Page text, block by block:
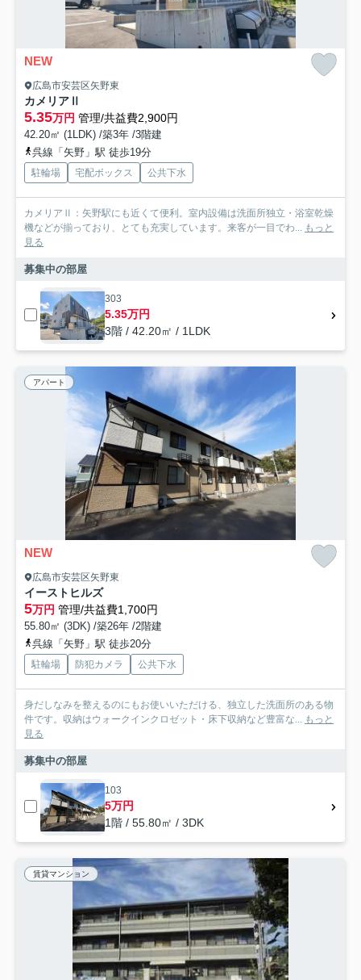
NEW
広島市安芸区矢野東
カメリアⅡ
5.35万円 管理/共益費2,900円
42.20㎡ (1LDK) /築3年 /3階建
呉線「矢野」駅 徒歩19分
駐輪場 宅配ボックス 公共下水
カメリアⅡ：矢野駅にも近くて便利。室内設備は洗面所独立・浴室乾燥
機などが揃っており、とても充実しています。来客が一目でわ...
もっと
見る
募集中の部屋
303
5.35万円
3階 / 42.20㎡ / 1LDK
アパート
NEW
広島市安芸区矢野東
イーストヒルズ
5万円 管理/共益費1,700円
55.80㎡ (3DK) /築26年 /2階建
呉線「矢野」駅 徒歩20分
駐輪場 防犯カメラ 公共下水
身だしなみを整えるのにもお使いいただける、独立した洗面所のある物
件です。収納はウォークインクロゼット・床下収納など豊富な... もっと
見る
募集中の部屋
103
5万円
1階 / 55.80㎡ / 3DK
賃貸マンション